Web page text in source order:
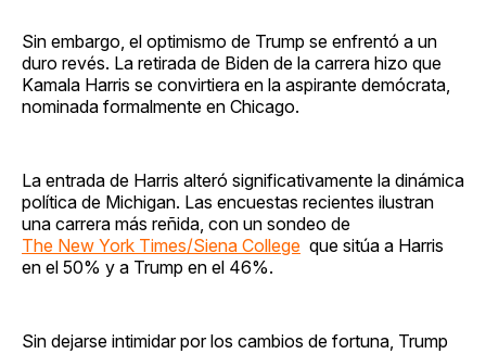
Sin embargo, el optimismo de Trump se enfrentó a un
duro revés. La retirada de Biden de la carrera hizo que
Kamala Harris se convirtiera en la aspirante demócrata,
nominada formalmente en Chicago.
La entrada de Harris alteró significativamente la dinámica
política de Michigan. Las encuestas recientes ilustran
una carrera más reñida, con un sondeo de
The New York Times/Siena College que sitúa a Harris
en el 50% y a Trump en el 46%.
Sin dejarse intimidar por los cambios de fortuna, Trump